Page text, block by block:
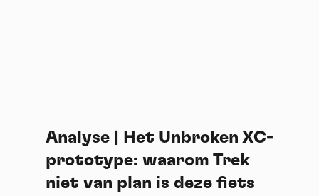
Analyse | Het Unbroken XC-
prototype: waarom Trek
niet van plan is deze fiets